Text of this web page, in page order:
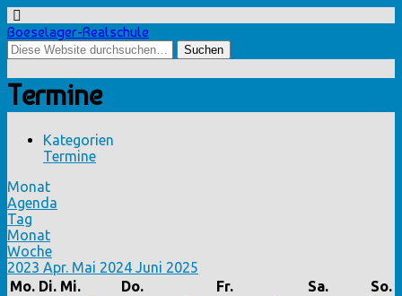
Boeselager-Realschule
Termine
Kategorien
Termine
Monat
Agenda
Tag
Monat
Woche
2023 Apr. Mai 2024 Juni 2025
Mo. Di. Mi. Do. Fr. Sa.
So.